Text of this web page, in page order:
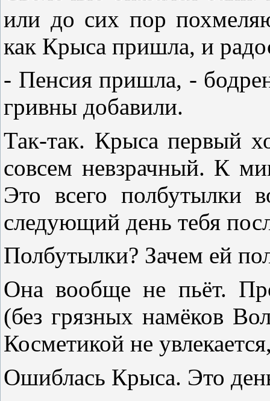
или до сих пор
как Крыса пришла, и
- Пенсия пришла, -
гривны добавили.
Так-так. Крыса первый
совсем невзрачный. К
Это всего полбутылки
следующий день тебя
Полбутылки? Зачем ей
Она вообще не пьёт.
(без грязных намёков
Косметикой не
Ошиблась Крыса. Это